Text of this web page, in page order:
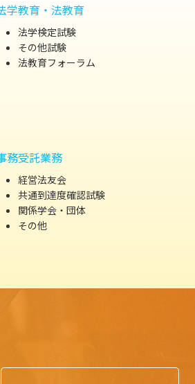
学教育・法教育
法学検定試験
その他試験
法教育フォーラム
務受託業務
経営法友会
共通到達度確認試験
関係学会・団体
その他